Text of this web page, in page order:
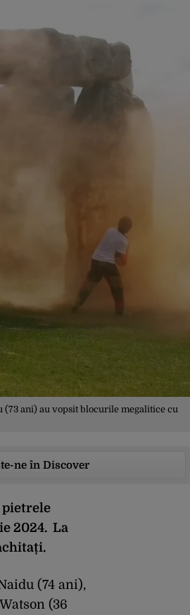
(73 ani) au vopsit blocurile megalitice cu
ne în Discover
pietrele
2024. La
(74 ani),
(36